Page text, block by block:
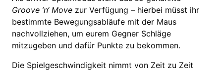
Groove ’n‘ Move zur Verfügung – hierbei müsst ihr
bestimmte Bewegungsabläufe mit der Maus
nachvollziehen, um eurem Gegner Schläge
mitzugeben und dafür Punkte zu bekommen.
Die Spielgeschwindigkeit nimmt von Zeit zu Zeit